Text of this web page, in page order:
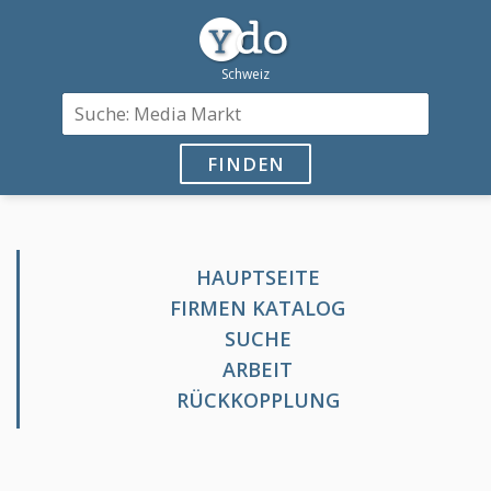
FINDEN
HAUPTSEITE
FIRMEN KATALOG
SUCHE
ARBEIT
RÜCKKOPPLUNG